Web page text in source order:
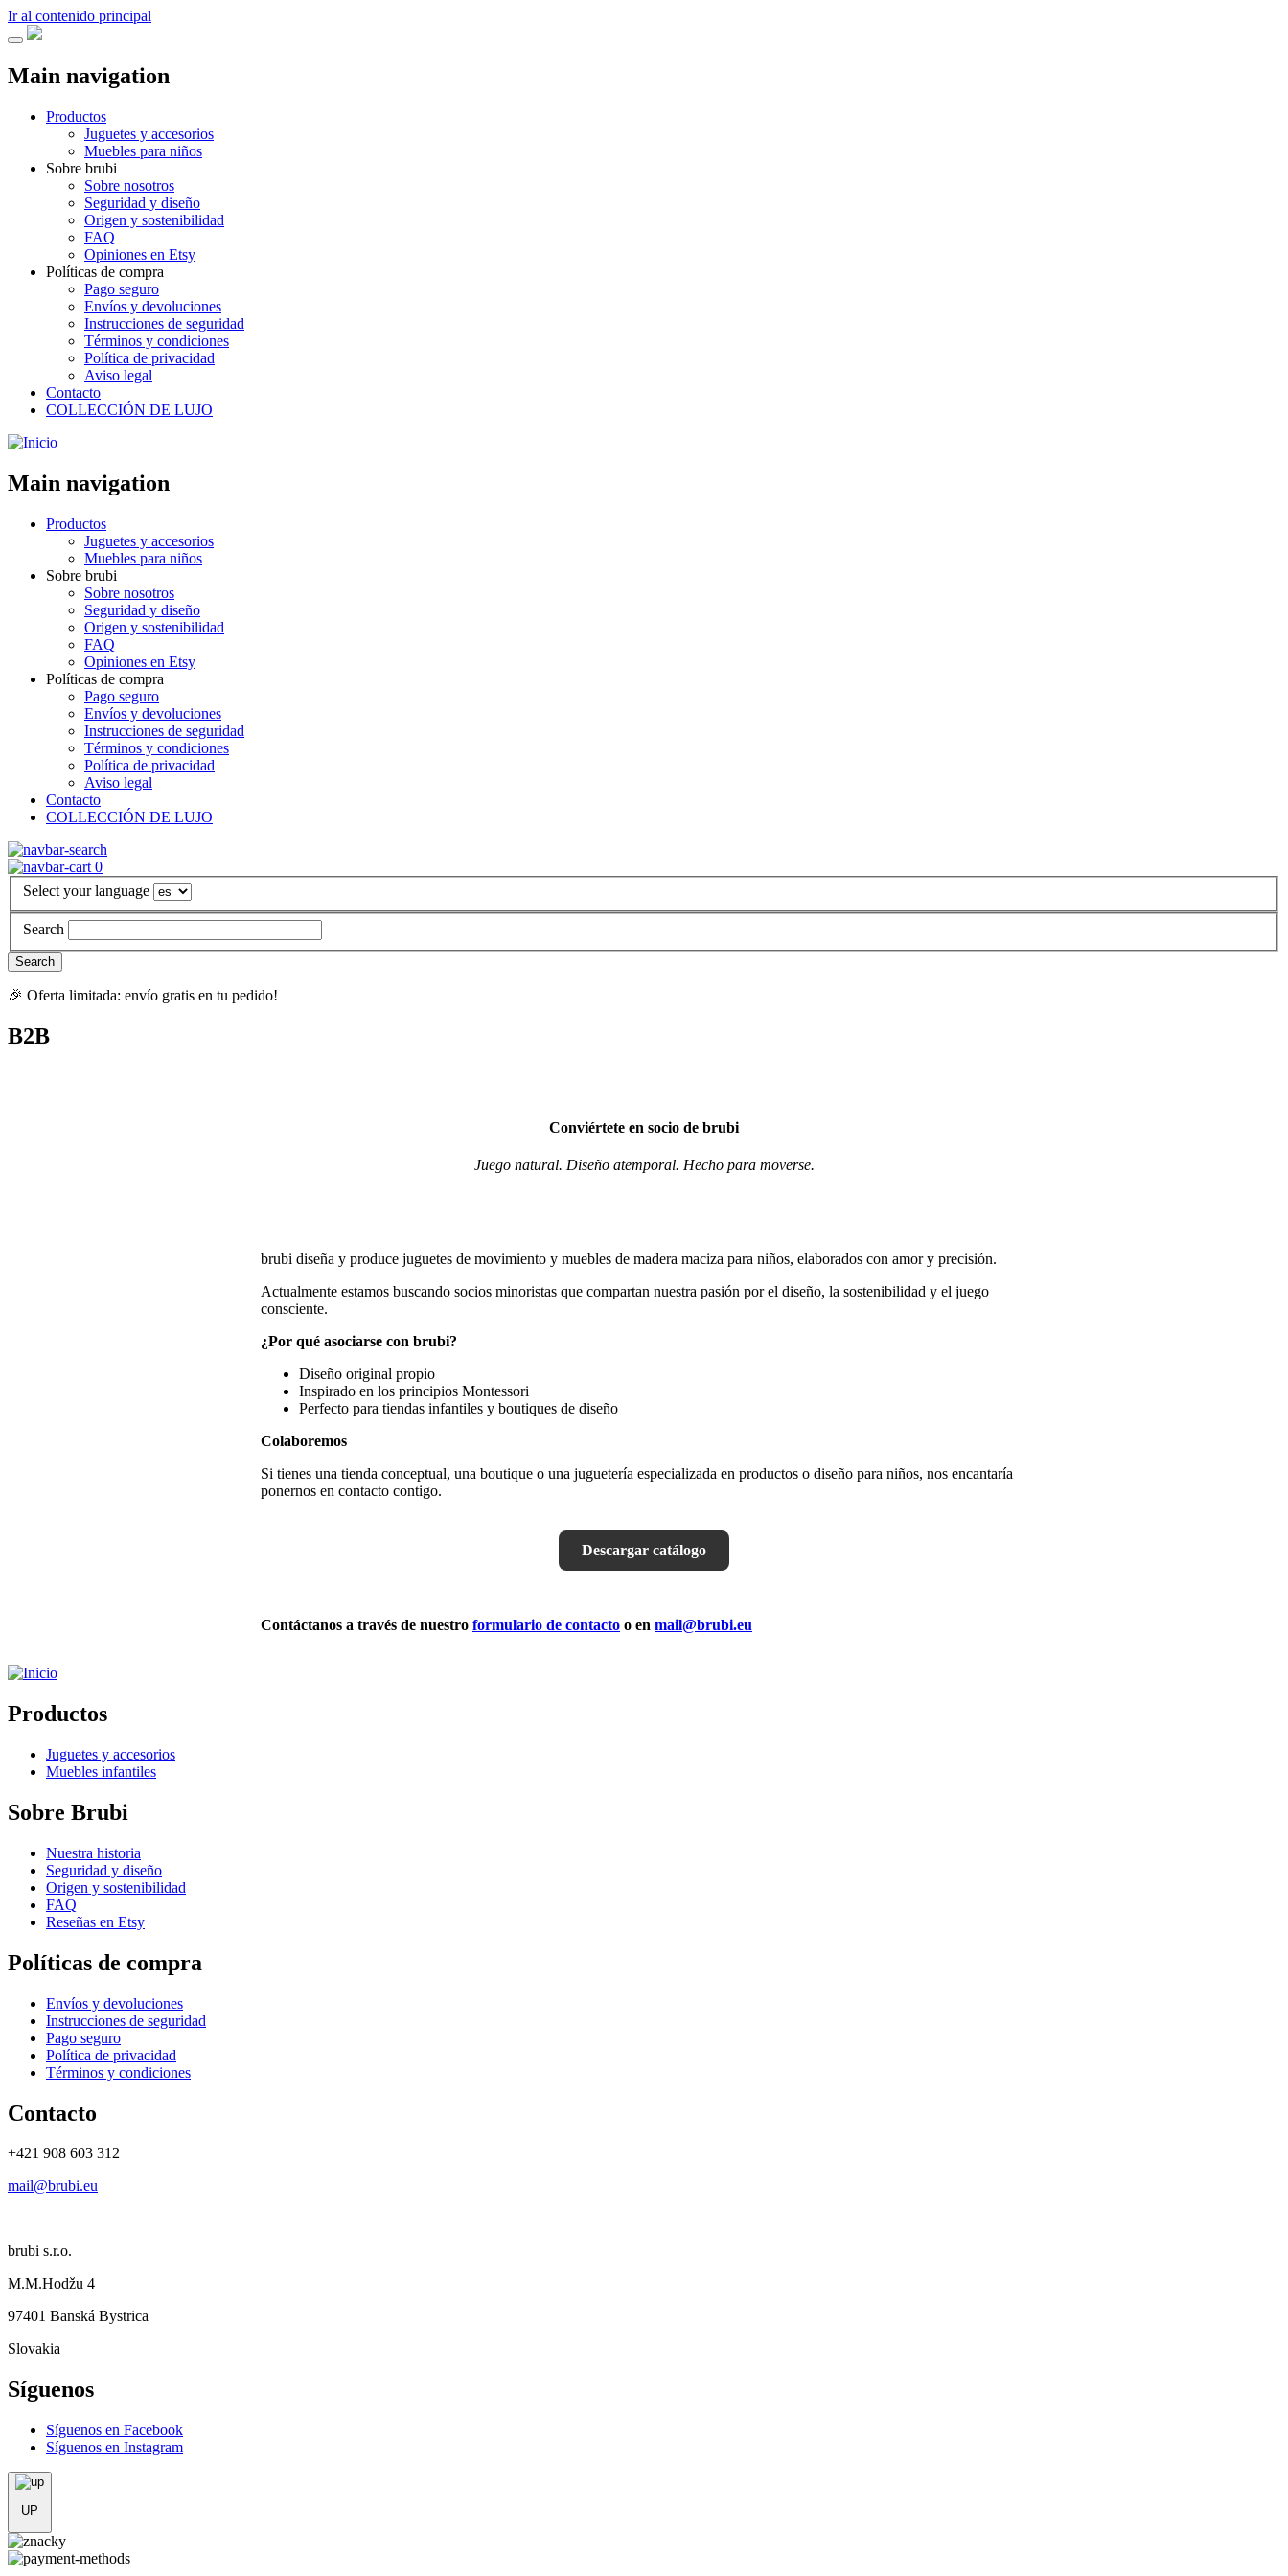
Ir al contenido principal
Main navigation
Productos
Juguetes y accesorios
Muebles para niños
Sobre brubi
Sobre nosotros
Seguridad y diseño
Origen y sostenibilidad
FAQ
Opiniones en Etsy
Políticas de compra
Pago seguro
Envíos y devoluciones
Instrucciones de seguridad
Términos y condiciones
Política de privacidad
Aviso legal
Contacto
COLLECCIÓN DE LUJO
Main navigation
Productos
Juguetes y accesorios
Muebles para niños
Sobre brubi
Sobre nosotros
Seguridad y diseño
Origen y sostenibilidad
FAQ
Opiniones en Etsy
Políticas de compra
Pago seguro
Envíos y devoluciones
Instrucciones de seguridad
Términos y condiciones
Política de privacidad
Aviso legal
Contacto
COLLECCIÓN DE LUJO
0
Select your language
Search
🎉 Oferta limitada: envío gratis en tu pedido!
B2B
Conviértete en socio de brubi
Juego natural. Diseño atemporal. Hecho para moverse.
brubi diseña y produce juguetes de movimiento y muebles de madera maciza para niños, elaborados con amor y precisión.
Actualmente estamos buscando socios minoristas que compartan nuestra pasión por el diseño, la sostenibilidad y el juego
consciente.
¿Por qué asociarse con brubi?
Diseño original propio
Inspirado en los principios Montessori
Perfecto para tiendas infantiles y boutiques de diseño
Colaboremos
Si tienes una tienda conceptual, una boutique o una juguetería especializada en productos o diseño para niños, nos encantaría
ponernos en contacto contigo.
Descargar catálogo
Contáctanos a través de nuestro formulario de contacto o en mail@brubi.eu
Productos
Juguetes y accesorios
Muebles infantiles
Sobre Brubi
Nuestra historia
Seguridad y diseño
Origen y sostenibilidad
FAQ
Reseñas en Etsy
Políticas de compra
Envíos y devoluciones
Instrucciones de seguridad
Pago seguro
Política de privacidad
Términos y condiciones
Contacto
+421 908 603 312
mail@brubi.eu
brubi s.r.o.
M.M.Hodžu 4
97401 Banská Bystrica
Slovakia
Síguenos
Síguenos en Facebook
Síguenos en Instagram
UP